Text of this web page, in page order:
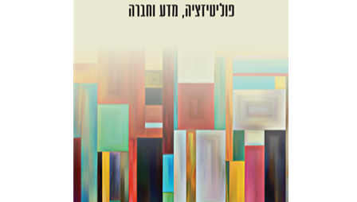
הנחת אתר ספר מודפס
$46
$41